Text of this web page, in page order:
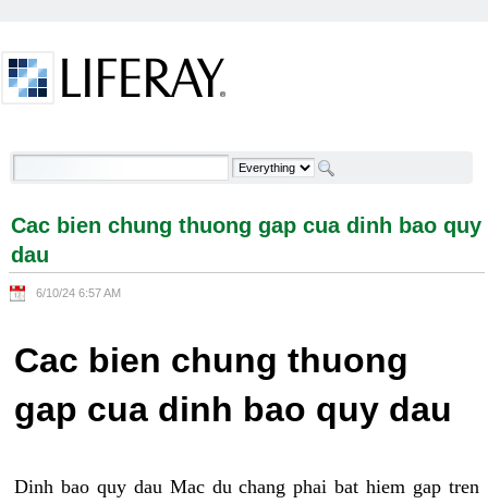
Cac bien chung thuong gap cua dinh bao quy dau -
Cac bien chung thuong gap cua dinh bao quy
dau
6/10/24 6:57 AM
Cac bien chung thuong
gap cua dinh bao quy dau
Dinh bao quy dau Mac du chang phai bat hiem gap tren